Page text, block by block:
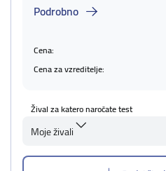
Podrobno
Cena:
Cena za vzreditelje:
Žival za katero naročate test
Moje živali